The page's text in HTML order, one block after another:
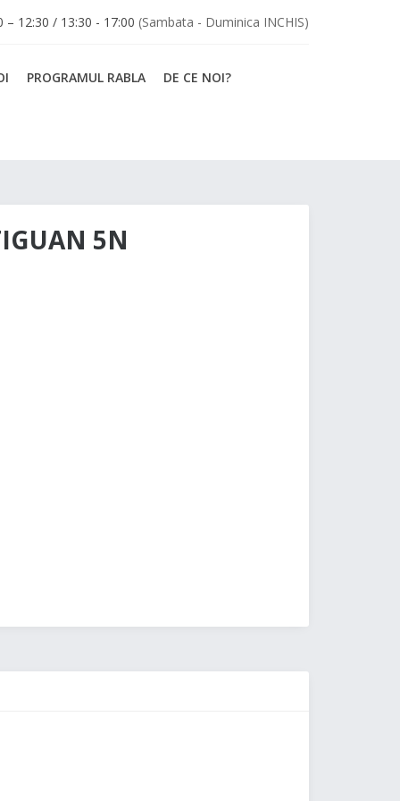
– 12:30 / 13:30 - 17:00 (Sambata - Duminica INCHIS)
PROGRAMUL RABLA DE CE NOI?
5N